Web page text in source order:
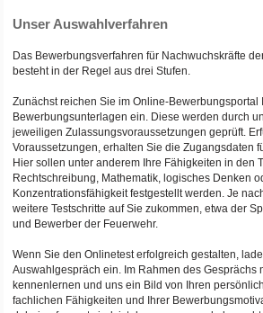
Unser Auswahlverfahren
Das Bewerbungsverfahren für Nachwuchskräfte
besteht in der Regel aus drei Stufen.
Zunächst reichen Sie im Online-Bewerbungsportal
Bewerbungsunterlagen ein. Diese werden durch
jeweiligen Zulassungsvoraussetzungen geprüft.
Voraussetzungen, erhalten Sie die Zugangsdaten
Hier sollen unter anderem Ihre Fähigkeiten in den
Rechtschreibung, Mathematik, logisches Denken
Konzentrationsfähigkeit festgestellt werden. Je
weitere Testschritte auf Sie zukommen, etwa der
und Bewerber der Feuerwehr.
Wenn Sie den Onlinetest erfolgreich gestalten,
Auswahlgespräch ein. Im Rahmen des Gesprächs
kennenlernen und uns ein Bild von Ihren
fachlichen Fähigkeiten und Ihrer